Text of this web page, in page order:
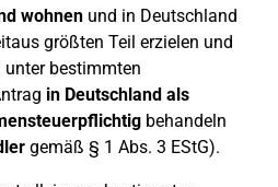
wohnen und in Deutschland
größten Teil erzielen und
unter bestimmten
in Deutschland als
behandeln
gemäß § 1 Abs. 3 EStG).